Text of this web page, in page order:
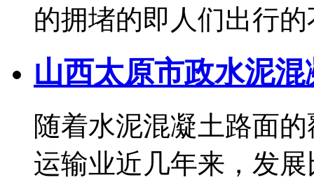
的拥堵的即人们出行
山西太原市政水泥
随着水泥混凝土路面
运输业近几年来，发